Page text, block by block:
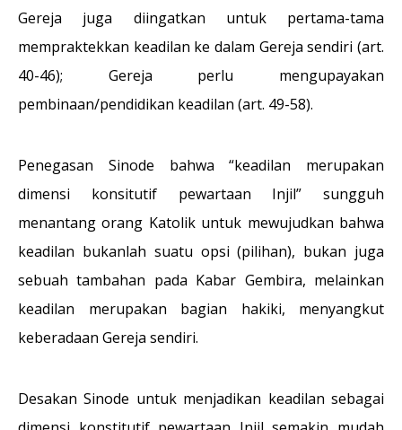
Gereja juga diingatkan untuk pertama-tama
mempraktekkan keadilan ke dalam Gereja sendiri (art.
40-46); Gereja perlu mengupayakan
pembinaan/pendidikan keadilan (art. 49-58).
Penegasan Sinode bahwa “keadilan merupakan
dimensi konsitutif pewartaan Injil” sungguh
menantang orang Katolik untuk mewujudkan bahwa
keadilan bukanlah suatu opsi (pilihan), bukan juga
sebuah tambahan pada Kabar Gembira, melainkan
keadilan merupakan bagian hakiki, menyangkut
keberadaan Gereja sendiri.
Desakan Sinode untuk menjadikan keadilan sebagai